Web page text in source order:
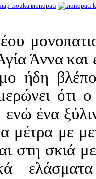
Άννα
ήδη
ότι
ενώ ένα
μέτρα με
στη σκιά